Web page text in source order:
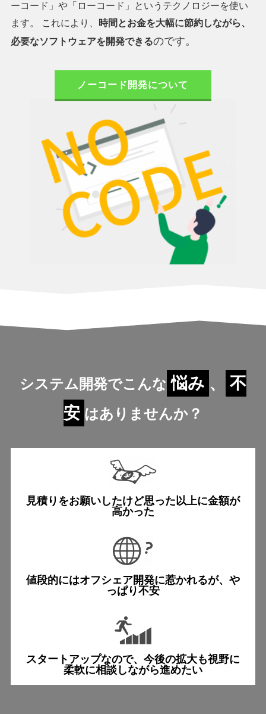
ーコード」や「ローコード」というテクノロジーを使い
ます。 これにより、 時間とお金を大幅に節約しながら、
必要なソフトウェアを開発できるのです。
ノーコード開発について
システム開発でこんな 悩み 、
不
安 はありませんか？
見積りをお願いしたけど思った以上に金額が
高かった
値段的にはオフシェア開発に惹かれるが、や
っぱり不安
スタートアップなので、 今後の拡大も視野に
柔軟に相談しながら進めたい